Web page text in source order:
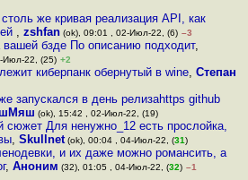
же кривая реализация API, как
, zshfan(ok), 09:01 , 02-Июл-22, (6) –3
вашей бзде По описанию подходит,
Июл-22, (25) +2
киберпанк обернутый в wine, Степан
запускался в день релизаhttps github
(ok), 15:42 , 02-Июл-22, (19)
сюжет Для ненужно_12 есть прослойка,
, Skullnet(ok), 00:04 , 04-Июл-22, (31)
и их даже можно романсить, а
, Аноним (32), 01:05 , 04-Июл-22, (32) –1